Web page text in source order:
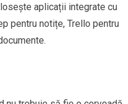
aplicații integrate cu
pentru notițe, Trello pentru